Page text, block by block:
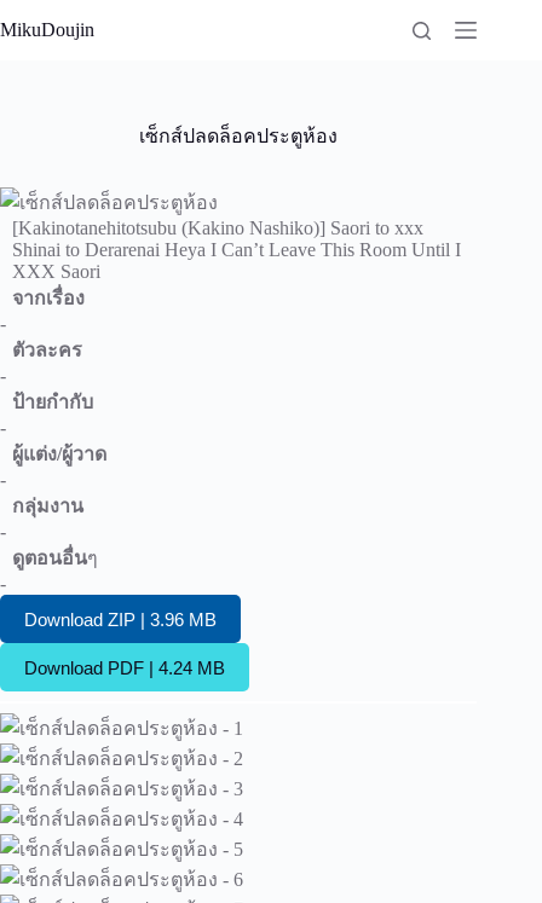
to
MikuDoujin
เซ็กส์ปลดล็อคประตูห้อง
[Kakinotanehitotsubu (Kakino Nashiko)] Saori to xxx
Shinai to Derarenai Heya I Can’t Leave This Room Until I
XXX Saori
จากเรื่อง
-
ตัวละคร
-
ป้ายกำกับ
-
ผู้แต่ง/ผู้วาด
-
กลุ่มงาน
-
ดูตอนอื่นๆ
-
Download ZIP | 3.96 MB
Download PDF | 4.24 MB